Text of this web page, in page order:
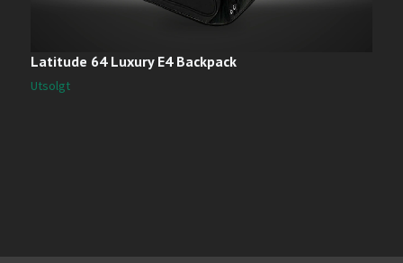
Latitude 64 Luxury E4 Backpack
Utsolgt